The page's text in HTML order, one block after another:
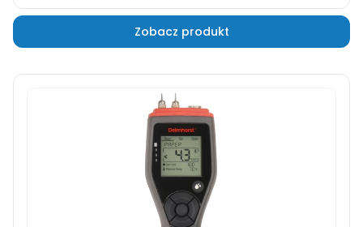
Zobacz produkt